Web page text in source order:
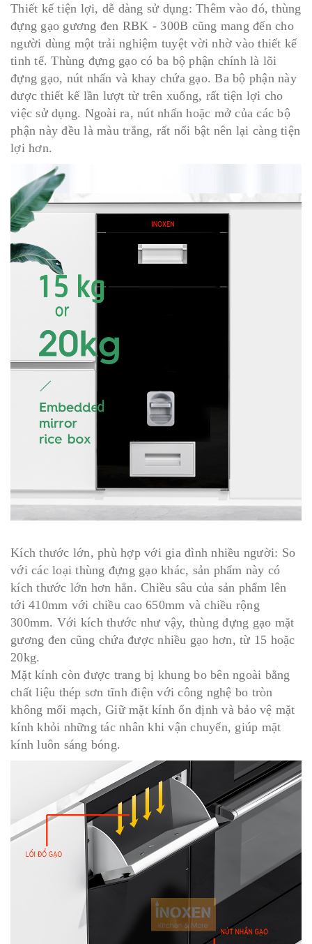
Thiết kế tiện lợi, dễ dàng sử dụng: Thêm vào đó, thùng
đựng gạo gương đen RBK - 300B cũng mang đến cho
người dùng một trải nghiệm tuyệt vời nhờ vào thiết kế
tinh tế. Thùng đựng gạo có ba bộ phận chính là lõi
đựng gạo, nút nhấn và khay chứa gạo. Ba bộ phận này
được thiết kế lần lượt từ trên xuống, rất tiện lợi cho
việc sử dụng. Ngoài ra, nút nhấn hoặc mở của các bộ
phận này đều là màu trắng, rất nổi bật nên lại càng tiện
lợi hơn.
Kích thước lớn, phù hợp với gia đình nhiều người: So
với các loại thùng đựng gạo khác, sản phẩm này có
kích thước lớn hơn hẳn. Chiều sâu của sản phẩm lên
tới 410mm với chiều cao 650mm và chiều rộng
300mm. Với kích thước như vậy, thùng đựng gạo mặt
gương đen cũng chứa được nhiều gạo hơn, từ 15 hoặc
20kg.
Mặt kính còn được trang bị khung bo bên ngoài bằng
chất liệu thép sơn tĩnh điện với công nghệ bo tròn
không mối mạch, Giữ mặt kính ổn định và bảo vệ mặt
kính khỏi những tác nhân khi vận chuyển, giúp mặt
kính luôn sáng bóng.